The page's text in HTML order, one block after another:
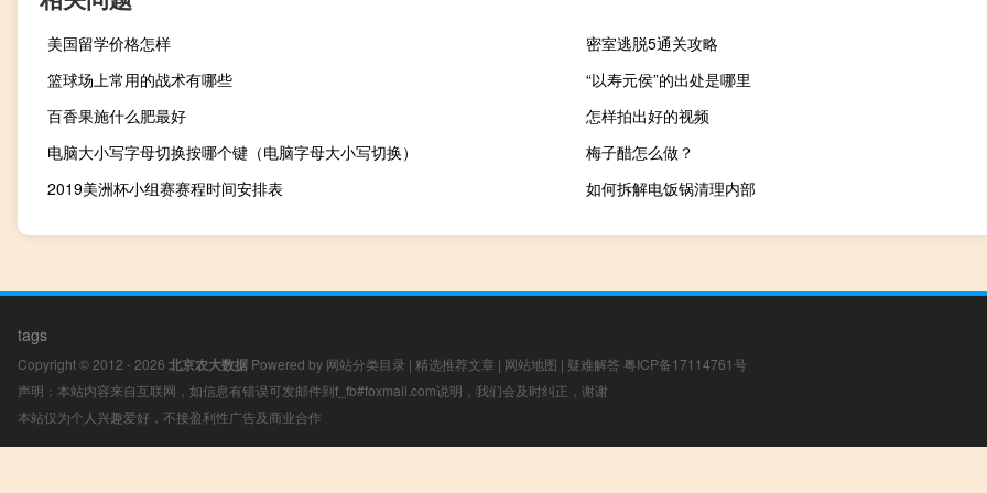
美国留学价格怎样
密室逃脱5通关攻略
篮球场上常用的战术有哪些
“以寿元侯”的出处是哪里
百香果施什么肥最好
怎样拍出好的视频
电脑大小写字母切换按哪个键（电脑字母大小写切换）
梅子醋怎么做？
2019美洲杯小组赛赛程时间安排表
如何拆解电饭锅清理内部
tags
Copyright © 2012 - 2026 北京农大数据 Powered by 网站分类目录 | 精选推荐文章 | 网站地图 | 疑难解答 粤ICP备17114761号
声明：本站内容来自互联网，如信息有错误可发邮件到f_fb#foxmail.com说明，我们会及时纠正，谢谢
本站仅为个人兴趣爱好，不接盈利性广告及商业合作